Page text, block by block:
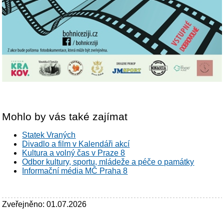
Mohlo by vás také zajímat
Statek Vraných
Divadlo a film v Kalendáři akcí
Kultura a volný čas v Praze 8
Odbor kultury, sportu, mládeže a péče o památky
Informační média MČ Praha 8
Zveřejněno: 01.07.2026